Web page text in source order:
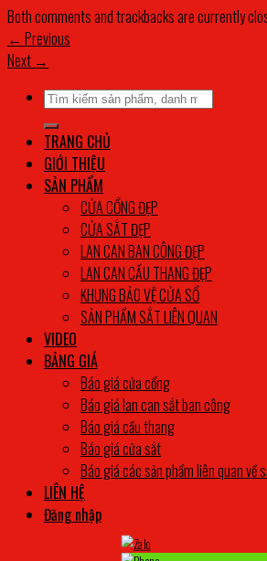
Both comments and trackbacks are currently
← Previous
Next →
Tìm
kiếm:
TRANG CHỦ
GIỚI THIỆU
SẢN PHẨM
CỬA CỔNG ĐẸP
CỬA SẮT ĐẸP
LAN CAN BAN CÔNG ĐẸP
LAN CAN CẦU THANG ĐẸP
KHUNG BẢO VỆ CỬA SỔ
SẢN PHẨM SẮT LIÊN QUAN
VIDEO
BẢNG GIÁ
Báo giá cửa cổng
Báo giá lan can sắt ban công
Báo giá cầu thang
Báo giá cửa sắt
Báo giá các sản phẩm liên quan về
LIÊN HỆ
Đăng nhập